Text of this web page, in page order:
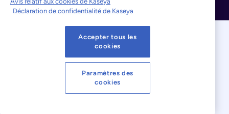
Déclaration de confidentialité de Kaseya
Accepter tous les
cookies
Paramètres des
cookies